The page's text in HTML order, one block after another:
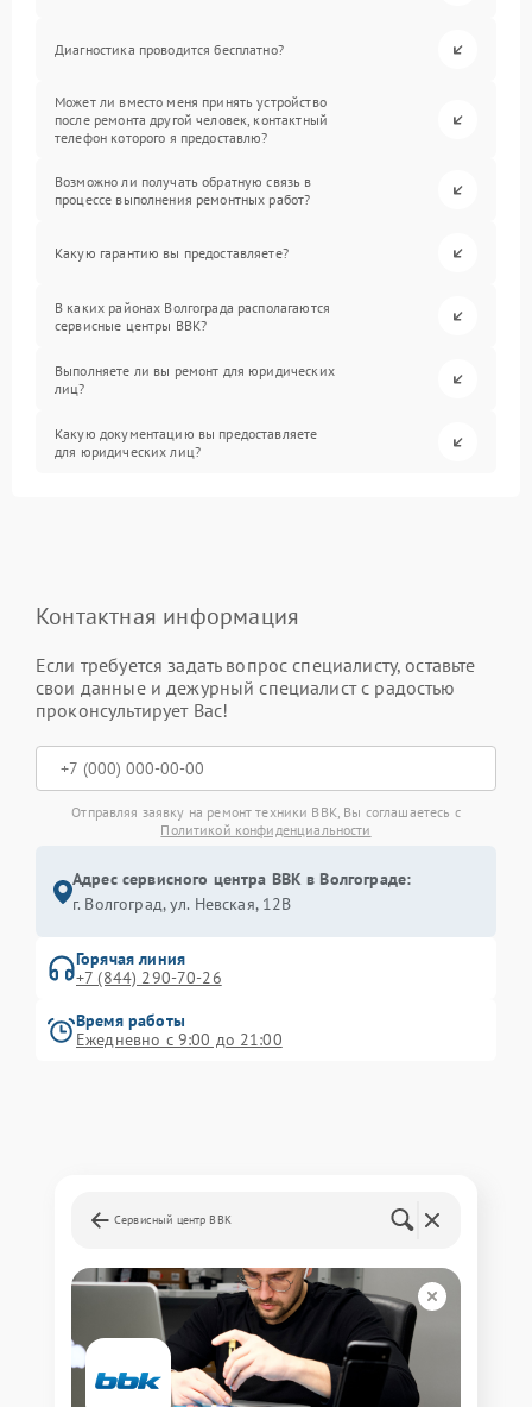
Диагностика проводится бесплатно?
Может ли вместо меня принять устройство
после ремонта другой человек, контактный
телефон которого я предоставлю?
Возможно ли получать обратную связь в
процессе выполнения ремонтных работ?
Какую гарантию вы предоставляете?
В каких районах Волгограда располагаются
сервисные центры BBK?
Выполняете ли вы ремонт для юридических
лиц?
Какую документацию вы предоставляете
для юридических лиц?
Контактная информация
Если требуется задать вопрос специалисту, оставьте
свои данные и дежурный специалист с радостью
проконсультирует Вас!
Отправляя заявку на ремонт техники BBK, Вы соглашаетесь с
Политикой конфиденциальности
Адрес сервисного центра BBK в Волгограде:
г. Волгоград, ул. Невская, 12В
Горячая линия
+7 (844) 290-70-26
Время работы
Ежедневно с 9:00 до 21:00
Сервисный центр BBK